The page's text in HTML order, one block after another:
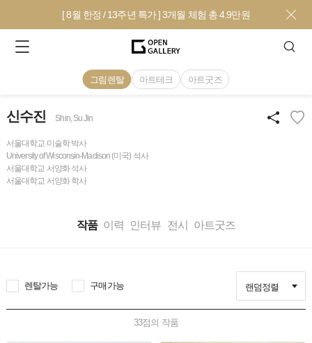
[ 8월 한정 / 13주년 특가 ] 3개월 체험 총 4.9만원
그림렌탈 아트테크 아트굿즈
신수진 Shin, Su Jin
서울대학교 미술학 박사
University of Wisconsin-Madison (미국) 석사
서울대학교 서양화 석사
서울대학교 서양화 학사
작품 이력 인터뷰 전시 아트굿즈
렌탈가능 구매가능 랜덤정렬
33점의 작품